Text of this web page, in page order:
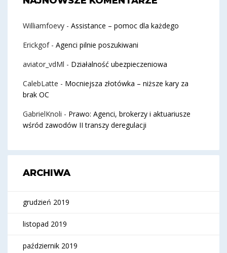
Williamfoevy - Assistance – pomoc dla każdego
Erickgof- Agenci pilnie poszukiwani
aviator_vdMl - Działalność ubezpieczeniowa
CalebLatte - Mocniejsza złotówka – niższe kary za
brak OC
GabrielKnoli - Prawo: Agenci, brokerzy i aktuariusze
wśród zawodów II transzy deregulacji
ARCHIWA
grudzień 2019
listopad 2019
październik 2019